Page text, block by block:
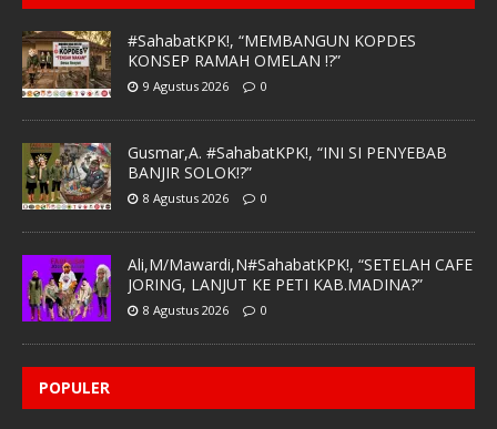
#SahabatKPK!, “MEMBANGUN KOPDES
KONSEP RAMAH OMELAN !?”
9 Agustus 2026 0
Gusmar,A. #SahabatKPK!, “INI SI PENYEBAB
BANJIR SOLOK!?”
8 Agustus 2026 0
Ali,M/Mawardi,N#SahabatKPK!, “SETELAH CAFE
JORING, LANJUT KE PETI KAB.MADINA?”
8 Agustus 2026 0
POPULER